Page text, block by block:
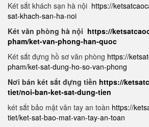
Két sắt khách sạn hà nội https://
sat-khach-san-ha-noi
Két văn phòng hà nội https://
pham/ket-van-phong-han-quoc
Két sắt đựng hồ sơ văn phòng https://
pham/ket-sat-dung-ho-so-van-phong
Nơi bán két sắt đựng tiền https://
tiet/noi-ban-ket-sat-dung-tien
két sắt bảo mật vân tay an toàn https://
tiet/ket-sat-bao-mat-van-tay-an-toan